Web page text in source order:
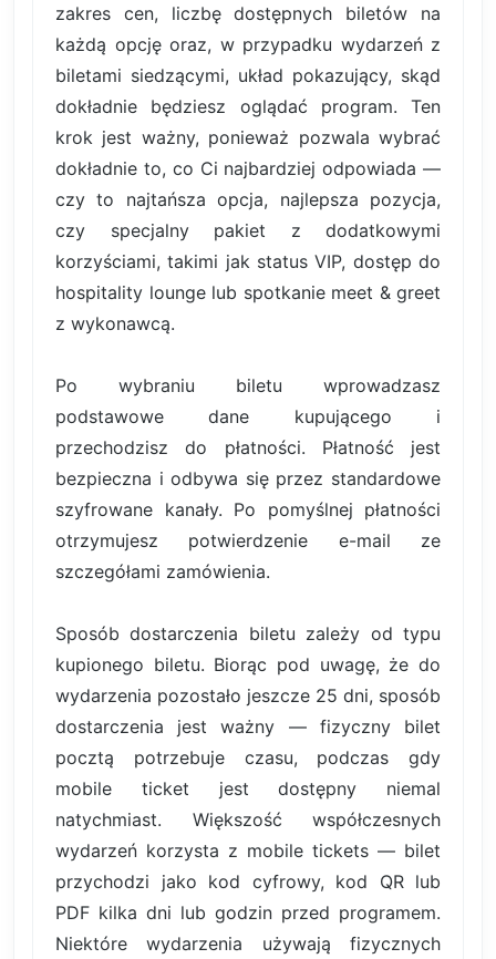
zakres cen, liczbę dostępnych biletów na
każdą opcję oraz, w przypadku wydarzeń z
biletami siedzącymi, układ pokazujący, skąd
dokładnie będziesz oglądać program. Ten
krok jest ważny, ponieważ pozwala wybrać
dokładnie to, co Ci najbardziej odpowiada —
czy to najtańsza opcja, najlepsza pozycja,
czy specjalny pakiet z dodatkowymi
korzyściami, takimi jak status VIP, dostęp do
hospitality lounge lub spotkanie meet & greet
z wykonawcą.
Po wybraniu biletu wprowadzasz
podstawowe dane kupującego i
przechodzisz do płatności. Płatność jest
bezpieczna i odbywa się przez standardowe
szyfrowane kanały. Po pomyślnej płatności
otrzymujesz potwierdzenie e-mail ze
szczegółami zamówienia.
Sposób dostarczenia biletu zależy od typu
kupionego biletu. Biorąc pod uwagę, że do
wydarzenia pozostało jeszcze 25 dni, sposób
dostarczenia jest ważny — fizyczny bilet
pocztą potrzebuje czasu, podczas gdy
mobile ticket jest dostępny niemal
natychmiast. Większość współczesnych
wydarzeń korzysta z mobile tickets — bilet
przychodzi jako kod cyfrowy, kod QR lub
PDF kilka dni lub godzin przed programem.
Niektóre wydarzenia używają fizycznych